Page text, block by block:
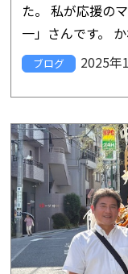
た。 私が応援の
一」さんです。
持ち、災害に強
の会のメンバー
ブログ 2025年